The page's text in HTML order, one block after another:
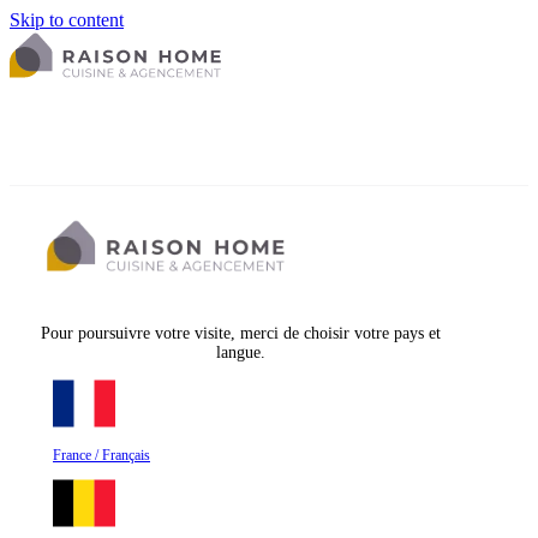
Skip to content
Pour poursuivre votre visite, merci de choisir votre pays et
langue.
France / Français